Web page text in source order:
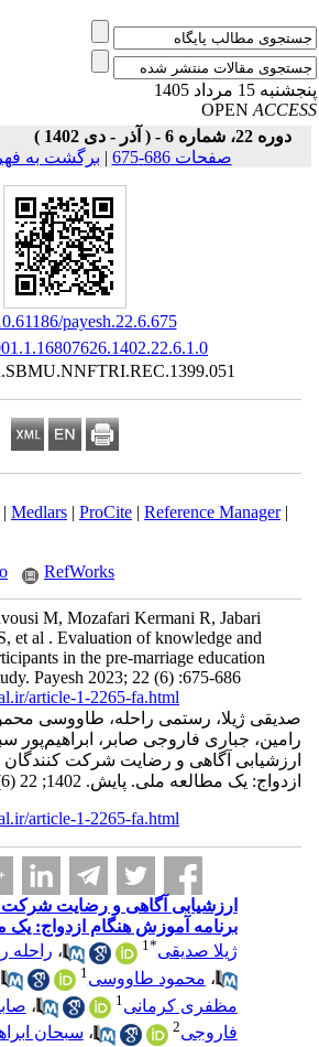
15 مرداد 1405
OPEN
دوره 22، شماره 6 - ( آذر - دی 1402 )
صفحات 686-675
|برگشت به
‎ 10.61186/payesh.22.6.675
|Medlars|ProCite|Reference Manager
RefWorks
M, Mozafari Kermani R, Jabari
et al . Evaluation of knowledge and
in the pre-marriage education
Payesh 2023; 22 (6) :675-686
article-1-2265-fa.html
صدیقی ژیلا، رستمی راحله، طاووسی
رامین، جباری فاروجی صابر، ابراهیم‌پور
ارزشیابی آگاهی و رضایت شرکت کنندگان
ازدواج: یک مطالعه ملی. پایش. 1402; 22 (6) :675-686
article-1-2265-fa.html
ارزشیابی آگاهی و رضایت شرکت
برنامه آموزش هنگام ازدواج: یک
ژیلا صدیقی
1 ،راحله
،محمود طاووسی ،
مظفری کرمانی
،
فاروجی
،سبحان